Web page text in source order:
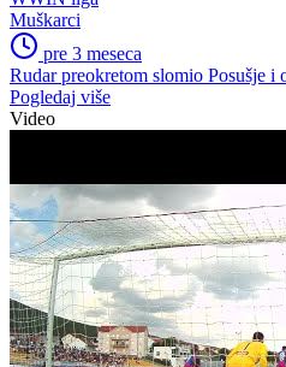
Muškarci
pre 3 meseca
Rudar preokretom slomio Posušje i
Pogledaj više
Video